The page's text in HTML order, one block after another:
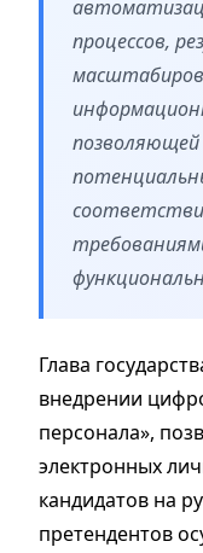
процессов,
Глава
внедрении
персонала»,
электронных
кандидатов на
претендентов